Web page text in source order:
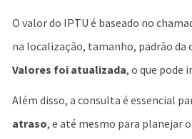
O valor do IPTU é baseado no
na localização, tamanho, padrão
Valores foi atualizada, o que pode
Além disso, a consulta é essencial
atraso, e até mesmo para planejar